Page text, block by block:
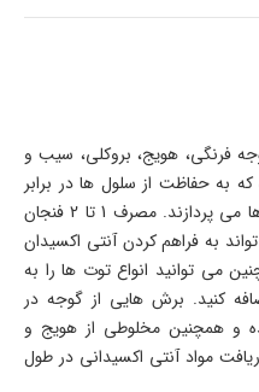
فرنگی، هویج، بروکلی، سیب و
که به حفاظت از سلول ها در برابر
بیماری قلبی- عروقی و برخی سرطان ها می پردازند. مصرف 1 تا 2 فنجان
می تواند به فراهم کردن آنتی اکسیدان
می توانید انواع توت ها را به
کنید. برش هایی از گوجه در
و همچنین مخلوطی از هویج و
مواد آنتی اکسیدانی در طول